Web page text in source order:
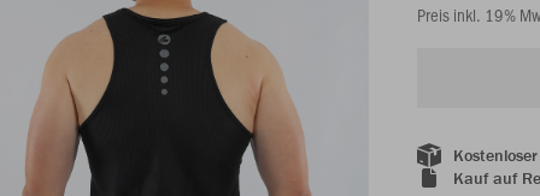
Preis inkl. 19%
Kauf auf